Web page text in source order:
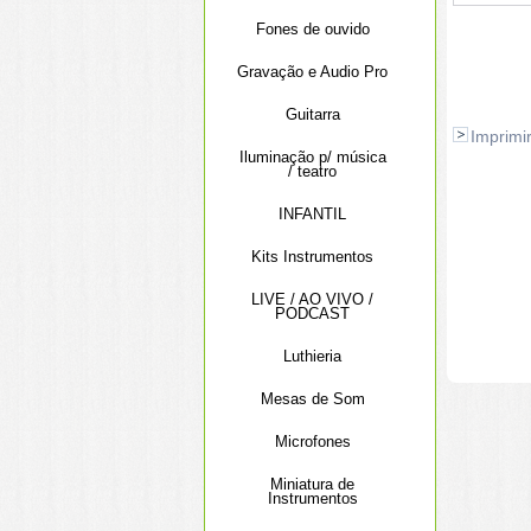
Fones de ouvido
Gravação e Audio Pro
Guitarra
Iluminação p/ música
/ teatro
INFANTIL
Kits Instrumentos
LIVE / AO VIVO /
PODCAST
Luthieria
Mesas de Som
Microfones
Miniatura de
Instrumentos
Imprimir